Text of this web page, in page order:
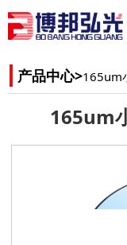
产品中心>165um
165um